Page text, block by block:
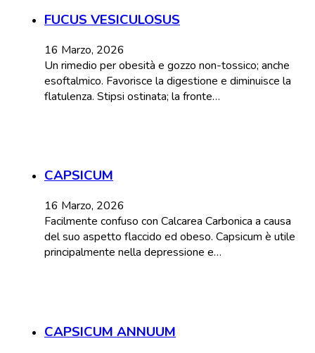
FUCUS VESICULOSUS
16 Marzo, 2026
Un rimedio per obesità e gozzo non-tossico; anche
esoftalmico. Favorisce la digestione e diminuisce la
flatulenza. Stipsi ostinata; la fronte…
CAPSICUM
16 Marzo, 2026
Facilmente confuso con Calcarea Carbonica a causa
del suo aspetto flaccido ed obeso. Capsicum è utile
principalmente nella depressione e…
CAPSICUM ANNUUM